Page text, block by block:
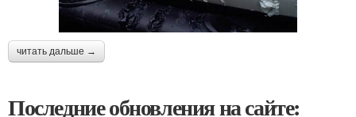
читать дальше →
Последние обновления на сайте: